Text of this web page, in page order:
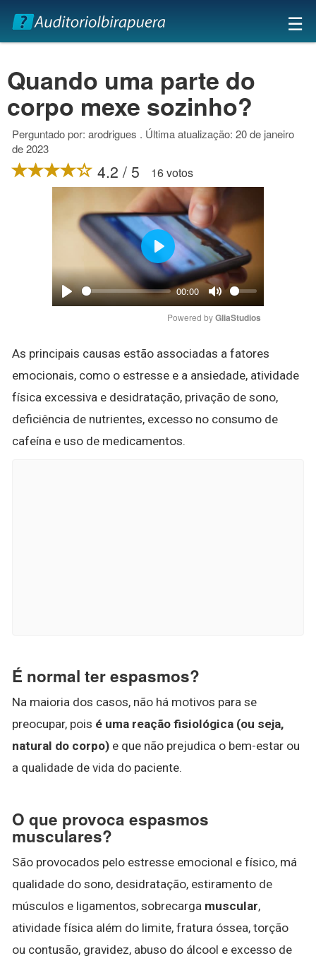
×
☰
Quando uma parte do
corpo mexe sozinho?
Perguntado por: arodrigues . Última atualização: 20 de janeiro
de 2023
4.2 / 5 16 votos
Play
00:00
Mute
Play
Powered by GliaStudios
As principais causas estão associadas a fatores
emocionais, como o estresse e a ansiedade, atividade
física excessiva e desidratação, privação de sono,
deficiência de nutrientes, excesso no consumo de
cafeína e uso de medicamentos.
É normal ter espasmos?
Na maioria dos casos, não há motivos para se
preocupar, pois é uma reação fisiológica (ou seja,
natural do corpo) e que não prejudica o bem-estar ou
a qualidade de vida do paciente.
O que provoca espasmos
musculares?
São provocados pelo estresse emocional e físico, má
qualidade do sono, desidratação, estiramento de
músculos e ligamentos, sobrecarga muscular,
atividade física além do limite, fratura óssea, torção
ou contusão, gravidez, abuso do álcool e excesso de